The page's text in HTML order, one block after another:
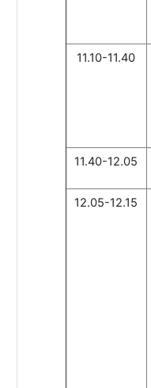
11.10-11.40
11.40-12.05
12.05-12.15